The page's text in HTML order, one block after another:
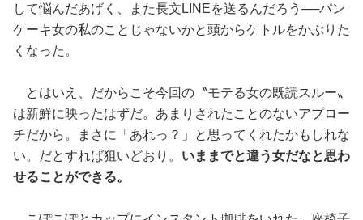
して悩んだあげく、また長文LINEを送るんだろう──パン
ケーキ女の私のことじゃないかと頭からケトルをかぶりた
くなった。
とはいえ、だからこそ今回の〝モテる女の既読スルー〟
は新鮮に映ったはずだ。あまりされたことのないアプロー
チだから。まさに「あれっ？」と思ってくれたかもしれな
い。だとすれば狙いどおり。 いままでと違う女だなと思わ
せることができる。